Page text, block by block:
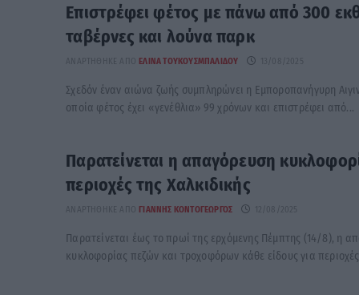
Επιστρέφει φέτος με πάνω από 300
ταβέρνες και λούνα παρκ
ΑΝΑΡΤΉΘΗΚΕ ΑΠΌ ΕΛΊΝΑ ΤΟΥΚΟΥΣΜΠΑΛΊΔΟΥ
Σχεδόν έναν αιώνα ζωής συμπληρώνει η Εμποροπανήγυρη
οποία φέτος έχει «γενέθλια» 99 χρόνων και επιστρέφει από...
Παρατείνεται η απαγόρευση
περιοχές της Χαλκιδικής
ΓΙΆΝΝΗΣ ΚΟΝΤΟΓΕΏΡΓΟΣ
Παρατείνεται έως το πρωί της ερχόμενης Πέμπτης (14/8), η
κυκλοφορίας πεζών και τροχοφόρων κάθε είδους για